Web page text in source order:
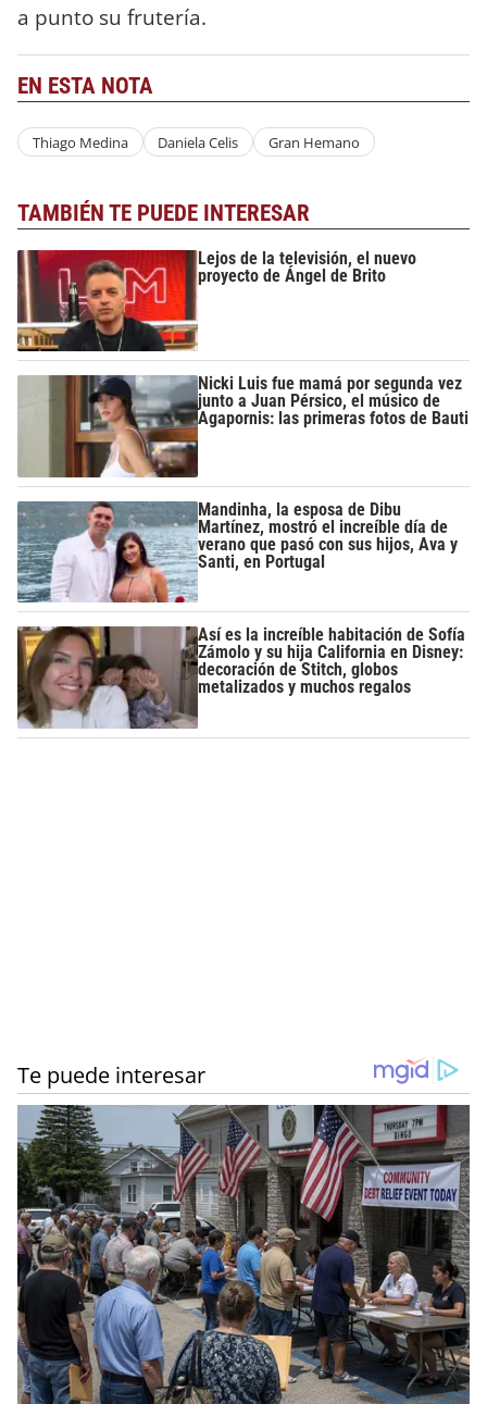
a punto su frutería.
EN ESTA NOTA
Thiago Medina Daniela Celis Gran Hemano
TAMBIÉN TE PUEDE INTERESAR
Lejos de la televisión, el nuevo
proyecto de Ángel de Brito
Nicki Luis fue mamá por segunda vez
junto a Juan Pérsico, el músico de
Agapornis: las primeras fotos de Bauti
Mandinha, la esposa de Dibu
Martínez, mostró el increíble día de
verano que pasó con sus hijos, Ava y
Santi, en Portugal
Así es la increíble habitación de Sofía
Zámolo y su hija California en Disney:
decoración de Stitch, globos
metalizados y muchos regalos